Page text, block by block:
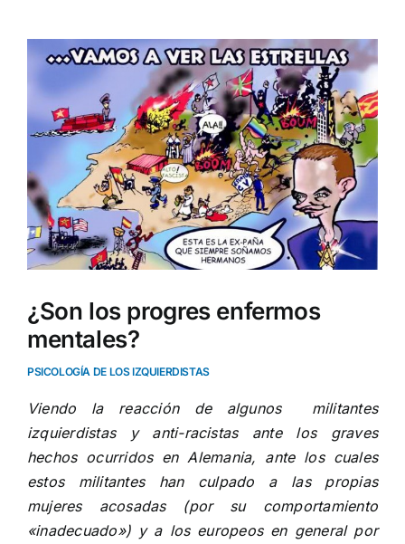
Ver
más
grande
¿Son los progres enfermos
mentales?
PSICOLOGÍA DE LOS IZQUIERDISTAS
Viendo la reacción de algunos militantes
izquierdistas y anti-racistas ante los graves
hechos ocurridos en Alemania, ante los cuales
estos militantes han culpado a las propias
mujeres acosadas (por su comportamiento
«inadecuado») y a los europeos en general por